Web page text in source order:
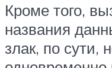
Кроме того,
названия
злак, по сути,